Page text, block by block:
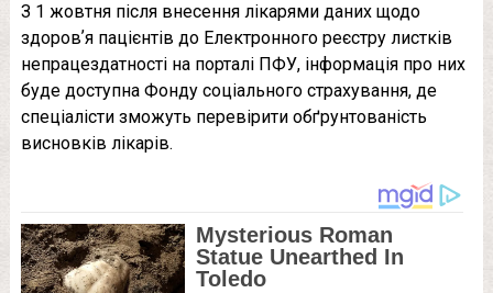
З 1 жовтня після внесення лікарями даних щодо
здоровʼя пацієнтів до Електронного реєстру листків
непрацездатності на порталі ПФУ, інформація про них
буде доступна Фонду соціального страхування, де
спеціалісти зможуть перевірити обґрунтованість
висновків лікарів.